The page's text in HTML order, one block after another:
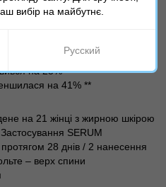
недоліківта помітно звужені
сала
зменшився на 24% ***
на 25%**
на 41% **
на 21 жінці з жирною шкірою
SERUM
28 днів / 2 нанесення
– верх спини
вибір на майбутнє.
Русский